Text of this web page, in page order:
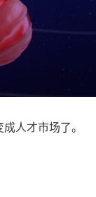
人才市场了。